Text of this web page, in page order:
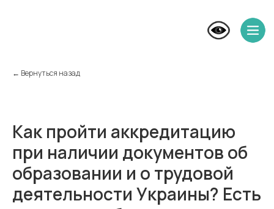
← Вернуться назад
Как пройти аккредитацию
при наличии документов об
образовании и о трудовой
деятельности Украины? Есть